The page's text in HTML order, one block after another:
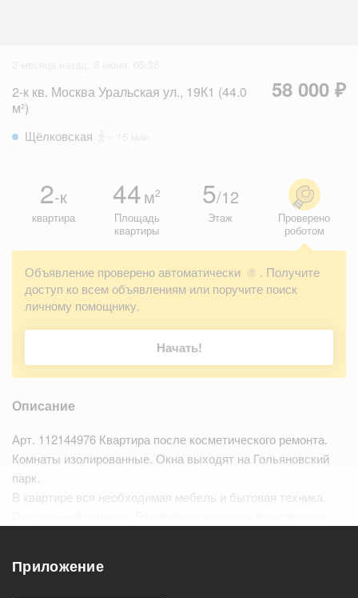
2-к кв. Москва Уральская ул., 19К1 (44.0
м²)
58 000 ₽
Щёлковская
2-к
квартира
44м2
Площадь
квартиры
5/12
Этаж
Проверено
роботом
Объявление проверено автоматически ?
. Получите
доступ ко всем объявлениям или поручите поиск
личному помощнику.
Начать!
Описание
Арт. 112144976 Квартира после косметического ремонта.
Комнаты изолированные. Окна выходят на Гольяновский
парк.
В квартире вся необходимая мебель и бытовая техника.
Удобства
Приложение